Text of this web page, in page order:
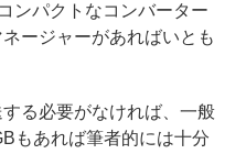
ンパクトなコンバーター
ージャーがあればいとも
る必要がなければ、一般
もあれば筆者的には十分